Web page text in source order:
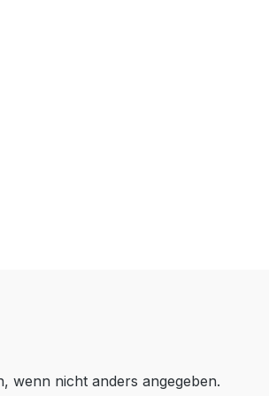
wenn nicht anders angegeben.